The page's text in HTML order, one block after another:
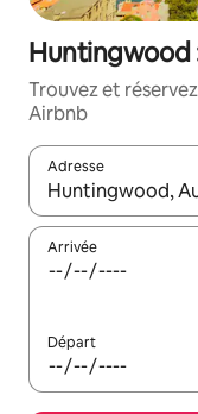
Huntingwood
Trouvez et
Airbnb
Adresse
Lorsque les
Arrivée
Départ